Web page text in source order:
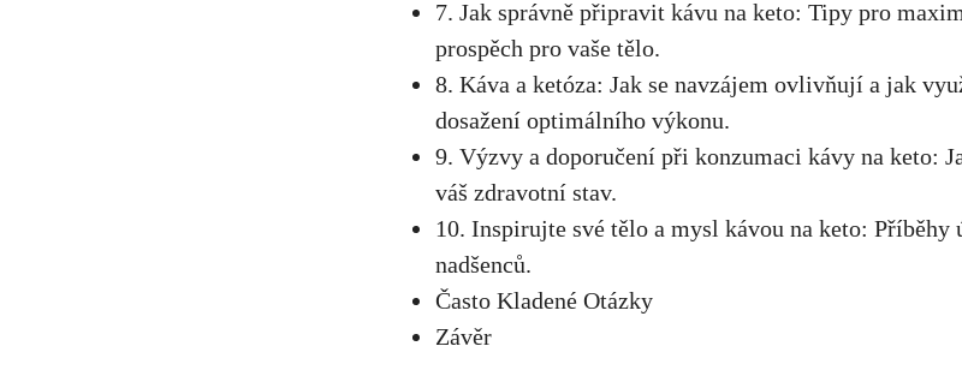
7. Jak správně ⁢připravit kávu na keto: Tipy pro
prospěch pro vaše tělo.
8. ⁤Káva a ketóza: Jak se navzájem ovlivňují a jak
⁣dosažení optimálního výkonu.
9. Výzvy a doporučení při ‍konzumaci kávy na keto:
váš zdravotní stav.
10. Inspirujte své ‌tělo a mysl kávou na keto:⁢ Příběhy
nadšenců.
Často Kladené Otázky
Závěr